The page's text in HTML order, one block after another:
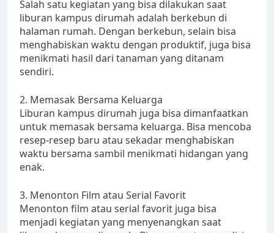
Salah satu kegiatan yang bisa dilakukan saat
liburan kampus dirumah adalah berkebun di
halaman rumah. Dengan berkebun, selain bisa
menghabiskan waktu dengan produktif, juga bisa
menikmati hasil dari tanaman yang ditanam
sendiri.
2. Memasak Bersama Keluarga
Liburan kampus dirumah juga bisa dimanfaatkan
untuk memasak bersama keluarga. Bisa mencoba
resep-resep baru atau sekadar menghabiskan
waktu bersama sambil menikmati hidangan yang
enak.
3. Menonton Film atau Serial Favorit
Menonton film atau serial favorit juga bisa
menjadi kegiatan yang menyenangkan saat